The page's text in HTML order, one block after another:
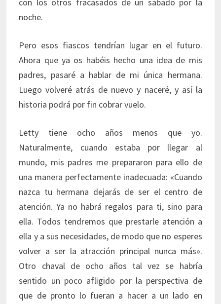
con los otros fracasados de un sábado por la
noche.
Pero esos fiascos tendrían lugar en el futuro.
Ahora que ya os habéis hecho una idea de mis
padres, pasaré a hablar de mi única hermana.
Luego volveré atrás de nuevo y naceré, y así la
historia podrá por fin cobrar vuelo.
Letty tiene ocho años menos que yo.
Naturalmente, cuando estaba por llegar al
mundo, mis padres me prepararon para ello de
una manera perfectamente inadecuada: «Cuando
nazca tu hermana dejarás de ser el centro de
atención. Ya no habrá regalos para ti, sino para
ella. Todos tendremos que prestarle atención a
ella y a sus necesidades, de modo que no esperes
volver a ser la atracción principal nunca más».
Otro chaval de ocho años tal vez se habría
sentido un poco afligido por la perspectiva de
que de pronto lo fueran a hacer a un lado en